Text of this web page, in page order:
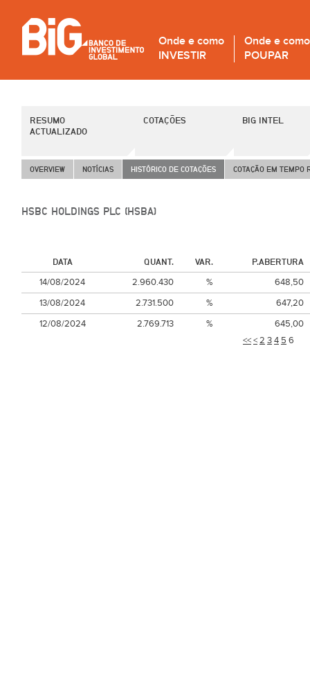
Onde e como
INVESTIR
Onde e como
POUPAR
RESUMO
ACTUALIZADO
COTAÇÕES BIG INTEL
OVERVIEW NOTÍCIAS HISTÓRICO DE COTAÇÕES COTAÇÃO EM TEMPO
HSBC HOLDINGS PLC (HSBA)
DATA QUANT. VAR. P.ABERTURA
<<<2 34 5 6
14/08/2024 2.960.430 %
648,50
13/08/2024
2.731.500 %
647,20
12/08/2024
2.769.713 % 645,00